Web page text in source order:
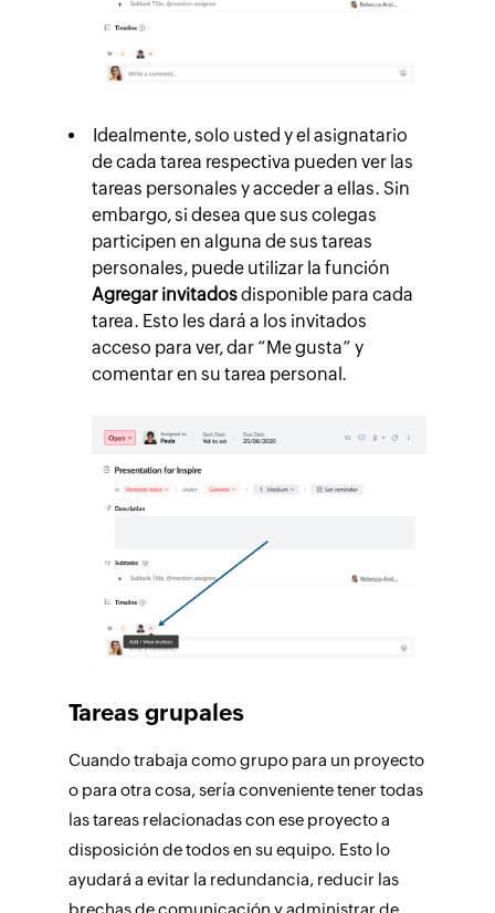
Idealmente, solo usted y el asignatario
de cada tarea respectiva pueden ver las
tareas personales y acceder a ellas. Sin
embargo, si desea que sus colegas
participen en alguna de sus tareas
personales, puede utilizar la función
Agregar invitadosdisponible para cada
tarea. Esto les dará a los invitados
acceso para ver, dar “Me gusta” y
comentar en su tarea personal.
Tareas grupales
Cuando trabaja como grupo para un proyecto
o para otra cosa, sería conveniente tener todas
las tareas relacionadas con ese proyecto a
disposición de todos en su equipo. Esto lo
ayudará a evitar la redundancia, reducir las
brechas de comunicación y administrar de